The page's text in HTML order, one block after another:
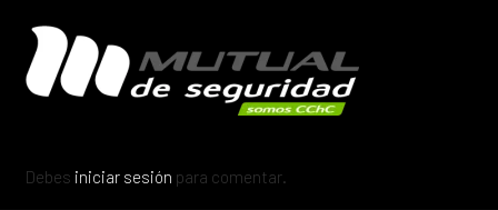
Debes iniciar sesión para comentar.